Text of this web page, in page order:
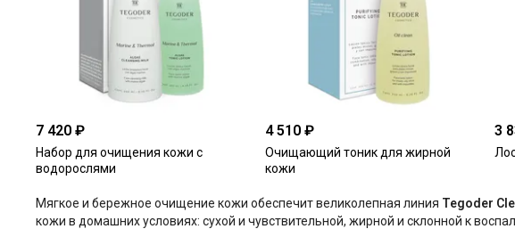
7 420 ₽
Набор для очищения кожи с
водорослями
4 510 ₽
Очищающий тоник для жирной
кожи
3
Мягкое и бережное очищение кожи обеспечит великолепная линия Tegoder
кожи в домашних условиях: сухой и чувствительной, жирной и склонной к